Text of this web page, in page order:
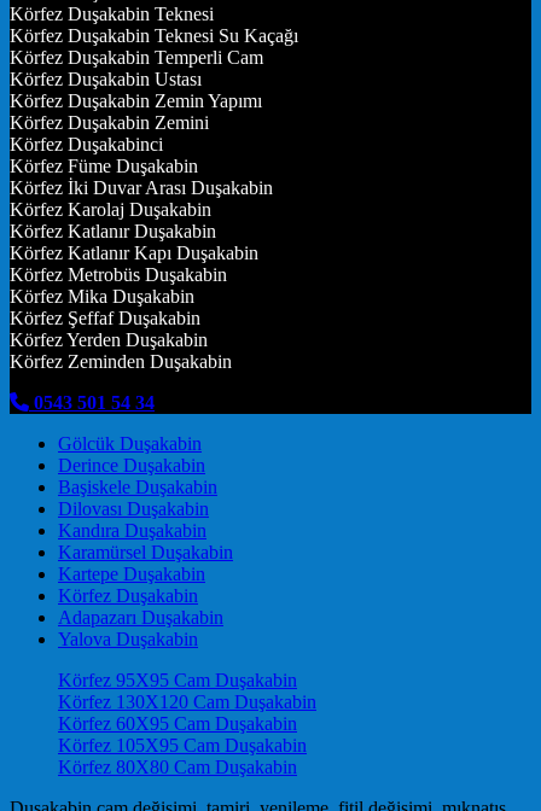
Körfez Duşakabin Teknesi
Körfez Duşakabin Teknesi Su Kaçağı
Körfez Duşakabin Temperli Cam
Körfez Duşakabin Ustası
Körfez Duşakabin Zemin Yapımı
Körfez Duşakabin Zemini
Körfez Duşakabinci
Körfez Füme Duşakabin
Körfez İki Duvar Arası Duşakabin
Körfez Karolaj Duşakabin
Körfez Katlanır Duşakabin
Körfez Katlanır Kapı Duşakabin
Körfez Metrobüs Duşakabin
Körfez Mika Duşakabin
Körfez Şeffaf Duşakabin
Körfez Yerden Duşakabin
Körfez Zeminden Duşakabin
0543 501 54 34
Gölcük Duşakabin
Derince Duşakabin
Başiskele Duşakabin
Dilovası Duşakabin
Kandıra Duşakabin
Karamürsel Duşakabin
Kartepe Duşakabin
Körfez Duşakabin
Adapazarı Duşakabin
Yalova Duşakabin
Körfez 95X95 Cam Duşakabin
Körfez 130X120 Cam Duşakabin
Körfez 60X95 Cam Duşakabin
Körfez 105X95 Cam Duşakabin
Körfez 80X80 Cam Duşakabin